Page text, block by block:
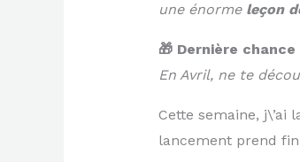
une énorme leçon
🎁 Dernière
En Avril, ne te
Cette semaine, j\’ai
lancement prend